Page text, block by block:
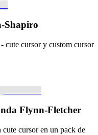
Shapiro
cute cursor y custom cursor
Flynn-Fletcher
cursor en un pack de